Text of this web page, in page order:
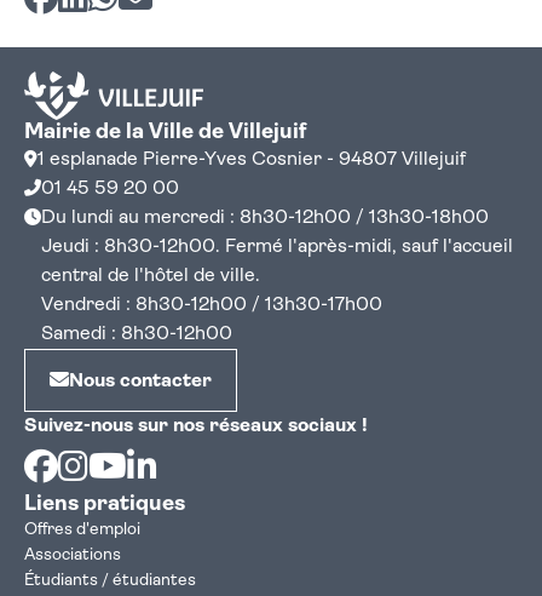
Mairie de la Ville de Villejuif
1 esplanade Pierre-Yves Cosnier - 94807 Villejuif
01 45 59 20 00
Du lundi au mercredi : 8h30-12h00 / 13h30-18h00
Jeudi : 8h30-12h00. Fermé l'après-midi, sauf l'accueil
central de l'hôtel de ville.
Vendredi : 8h30-12h00 / 13h30-17h00
Samedi : 8h30-12h00
Nous contacter
Suivez-nous sur nos réseaux sociaux !
Facebook
Instagram
Youtube
Liens pratiques
Offres d'emploi
Associations
Étudiants / étudiantes